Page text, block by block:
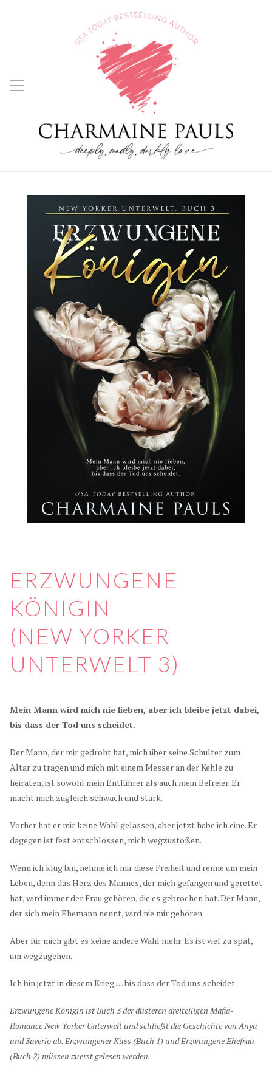
ERZWUNGENE
KÖNIGIN
(NEW YORKER
UNTERWELT 3)
Mein Mann wird mich nie lieben, aber ich bleibe jetzt dabei,
bis dass der Tod uns scheidet.
Der Mann, der mir gedroht hat, mich über seine Schulter zum
Altar zu tragen und mich mit einem Messer an der Kehle zu
heiraten, ist sowohl mein Entführer als auch mein Befreier. Er
macht mich zugleich schwach und stark.
Vorher hat er mir keine Wahl gelassen, aber jetzt habe ich eine. Er
dagegen ist fest entschlossen, mich wegzustoßen.
Wenn ich klug bin, nehme ich mir diese Freiheit und renne um mein
Leben, denn das Herz des Mannes, der mich gefangen und gerettet
hat, wird immer der Frau gehören, die es gebrochen hat. Der Mann,
der sich mein Ehemann nennt, wird nie mir gehören.
Aber für mich gibt es keine andere Wahl mehr. Es ist viel zu spät,
um wegzugehen.
Ich bin jetzt in diesem Krieg … bis dass der Tod uns scheidet.
Erzwungene Königin ist Buch 3 der düsteren dreiteiligen Mafia-
Romance New Yorker Unterwelt und schließt die Geschichte von Anya
und Saverio ab. Erzwungener Kuss (Buch 1) und Erzwungene Ehefrau
(Buch 2) müssen zuerst gelesen werden.